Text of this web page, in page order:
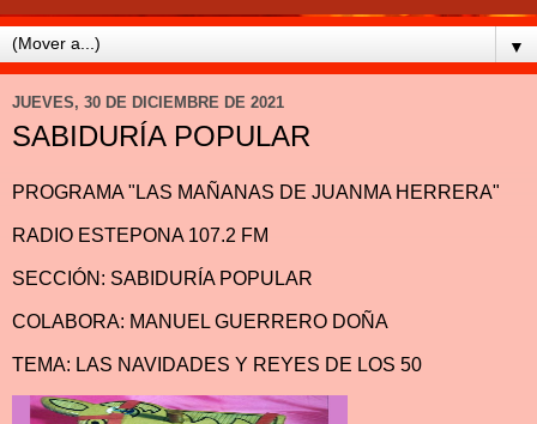
▼
JUEVES, 30 DE DICIEMBRE DE 2021
SABIDURÍA POPULAR
PROGRAMA "LAS MAÑANAS DE JUANMA HERRERA"
RADIO ESTEPONA 107.2 FM
SECCIÓN: SABIDURÍA POPULAR
COLABORA: MANUEL GUERRERO DOÑA
TEMA: LAS NAVIDADES Y REYES DE LOS 50